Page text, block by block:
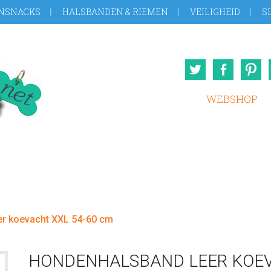
HALSBANDEN & RIEMEN VEILIGHEID
Twitter
WEBSHOP
koevacht XXL 54-60 cm
HONDENHALSBAND LEER